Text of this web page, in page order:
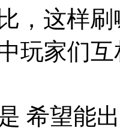
，这样
玩家们互
希望能